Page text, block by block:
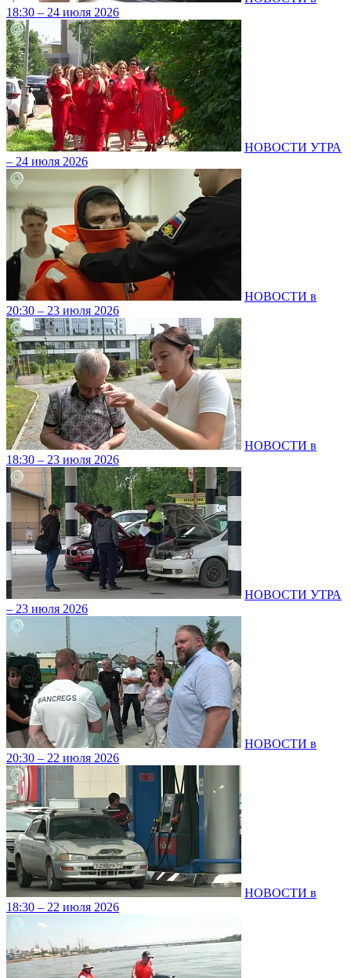
18:30 – 24 июля 2026
НОВОСТИ УТРА
– 24 июля 2026
НОВОСТИ в
20:30 – 23 июля 2026
НОВОСТИ в
18:30 – 23 июля 2026
НОВОСТИ УТРА
– 23 июля 2026
НОВОСТИ в
20:30 – 22 июля 2026
НОВОСТИ в
18:30 – 22 июля 2026